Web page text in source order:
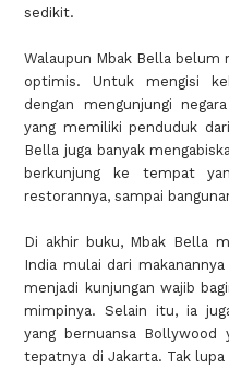
sedikit.
Walaupun Mbak Bella belum
optimis. Untuk mengisi
dengan mengunjungi
yang memiliki penduduk
Bella juga banyak
berkunjung ke tempat
restorannya, sampai
Di akhir buku, Mbak Bella
India mulai dari
menjadi kunjungan wajib
mimpinya. Selain itu, ia
yang bernuansa
tepatnya di Jakarta. Tak